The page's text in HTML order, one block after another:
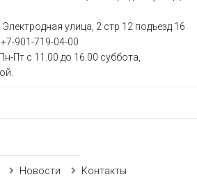
улица, 2 стр 12 подъезд 16
901-719-04-00
Пт с 11.00 до 16.00 суббота,
Новости Контакты